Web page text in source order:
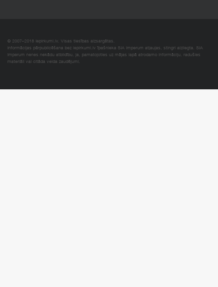
© 2007–2018 Iepirkumi.lv. Visas tiesības aizsargātas.
Informācijas pārpublicēšana bez iepirkumi.lv īpašnieka SIA Imperum atļaujas, stingri aizliegta. SIA
Imperum nenes nekādu atbildību, ja, pamatojoties uz mājas lapā atrodamo informāciju, radušies
materiāli vai citāda veida zaudējumi.